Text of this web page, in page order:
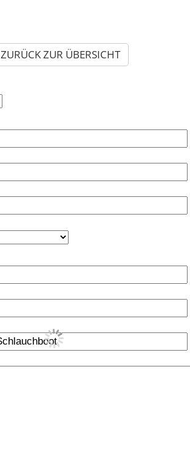
ZURÜCK ZUR ÜBERSICHT